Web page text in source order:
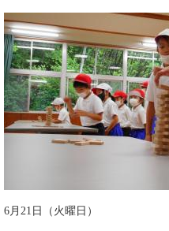
6月21日（火曜日）